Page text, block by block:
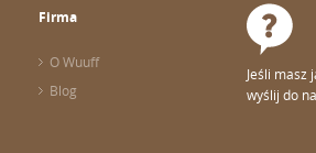
Firma
O Wuuff
Blog
Jeśli masz
wyślij do